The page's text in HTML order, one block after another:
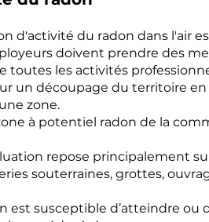
d'activité du radon dans l'air
doivent prendre des
les activités
un découpage du territoire en
zone.
à potentiel radon de la
repose principalement
souterraines, grottes,
est susceptible d’atteindre ou